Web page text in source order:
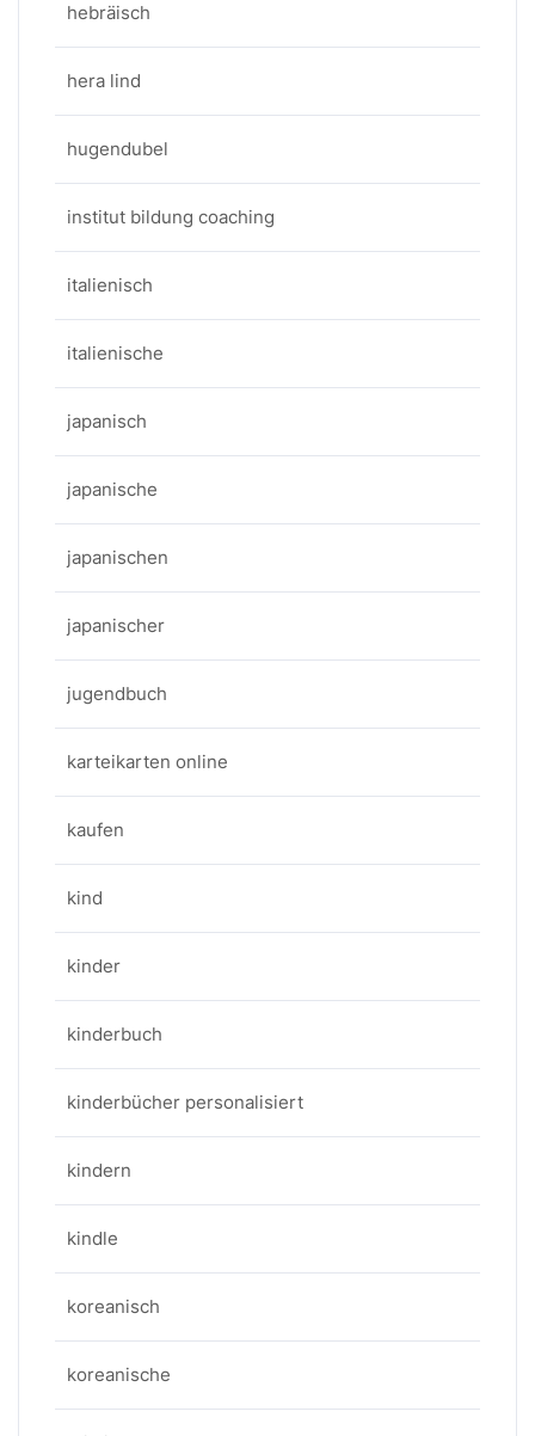
hebräisch
hera lind
hugendubel
institut bildung coaching
italienisch
italienische
japanisch
japanische
japanischen
japanischer
jugendbuch
karteikarten online
kaufen
kind
kinder
kinderbuch
kinderbücher personalisiert
kindern
kindle
koreanisch
koreanische